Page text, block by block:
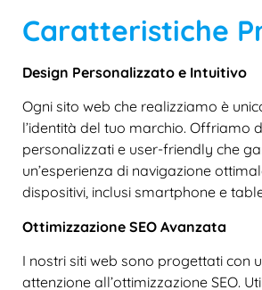
Caratteristiche
Design Personalizzato e Intuitivo
Ogni sito web che realizziamo è
l’identità del tuo marchio. Offriamo
personalizzati e user-friendly che
un’esperienza di navigazione
dispositivi, inclusi smartphone e
Ottimizzazione SEO Avanzata
I nostri siti web sono progettati con
attenzione all’ottimizzazione SEO.